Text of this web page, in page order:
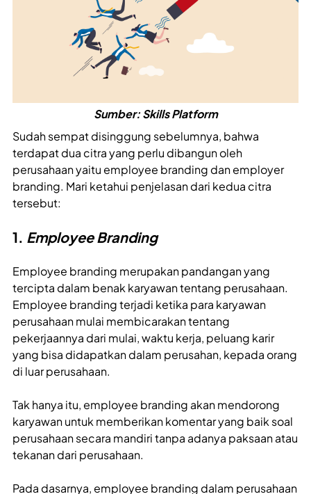
Sumber: Skills Platform
Sudah sempat disinggung sebelumnya, bahwa
terdapat dua citra yang perlu dibangun oleh
perusahaan yaitu employee branding dan employer
branding. Mari ketahui penjelasan dari kedua citra
tersebut:
1. Employee Branding
Employee branding merupakan pandangan yang
tercipta dalam benak karyawan tentang perusahaan.
Employee branding terjadi ketika para karyawan
perusahaan mulai membicarakan tentang
pekerjaannya dari mulai, waktu kerja, peluang karir
yang bisa didapatkan dalam perusahan, kepada orang
di luar perusahaan.
Tak hanya itu, employee branding akan mendorong
karyawan untuk memberikan komentar yang baik soal
perusahaan secara mandiri tanpa adanya paksaan atau
tekanan dari perusahaan.
Pada dasarnya, employee branding dalam perusahaan